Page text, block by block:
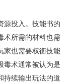
源投入。技能书的
术所需的材料也需
家也需要权衡技能
毒术通常被认为是
持续输出玩法的道